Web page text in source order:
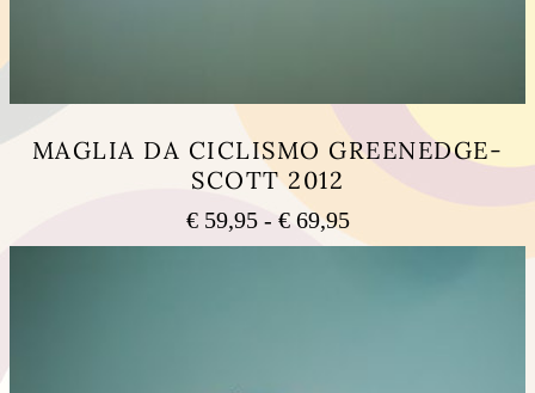
MAGLIA DA CICLISMO GREENEDGE-
SCOTT 2012
€59,95 - €69,95Fascia
di